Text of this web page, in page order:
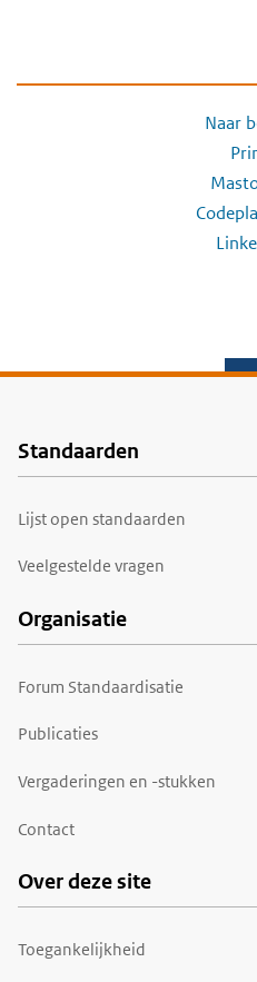
Naar
Voet
Standaarden
Lijst open standaarden
Veelgestelde vragen
Organisatie
Forum Standaardisatie
Publicaties
Vergaderingen en -stukken
Contact
Over deze site
Toegankelijkheid